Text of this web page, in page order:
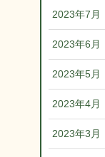
2023年7月
2023年6月
2023年5月
2023年4月
2023年3月